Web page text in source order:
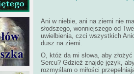
Ani w niebie, ani na ziemi nie
słodszego, wonniejszego od
uwielbienia, czci wszystkich
dusz na ziemi.
O, któż da mi słowa, aby
Sercu? Gdzież znajdę język,
rozmyślam o miłości